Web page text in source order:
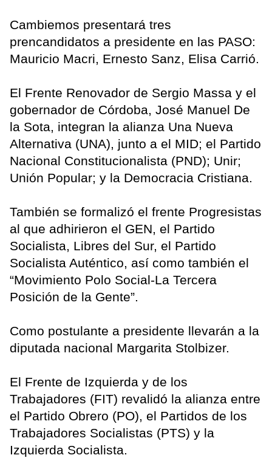
Cambiemos presentará tres
prencandidatos a presidente en las PASO:
Mauricio Macri, Ernesto Sanz, Elisa Carrió.
El Frente Renovador de Sergio Massa y el
gobernador de Córdoba, José Manuel De
la Sota, integran la alianza Una Nueva
Alternativa (UNA), junto a el MID; el Partido
Nacional Constitucionalista (PND); Unir;
Unión Popular; y la Democracia Cristiana.
También se formalizó el frente Progresistas
al que adhirieron el GEN, el Partido
Socialista, Libres del Sur, el Partido
Socialista Auténtico, así como también el
“Movimiento Polo Social-La Tercera
Posición de la Gente”.
Como postulante a presidente llevarán a la
diputada nacional Margarita Stolbizer.
El Frente de Izquierda y de los
Trabajadores (FIT) revalidó la alianza entre
el Partido Obrero (PO), el Partidos de los
Trabajadores Socialistas (PTS) y la
Izquierda Socialista.